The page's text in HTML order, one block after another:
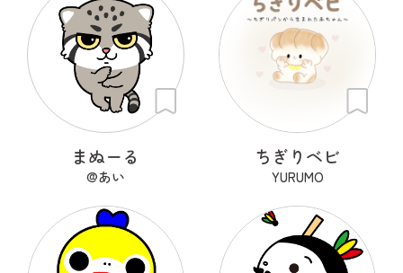
まぬーる
@あい
ちぎりベビ
YURUMO